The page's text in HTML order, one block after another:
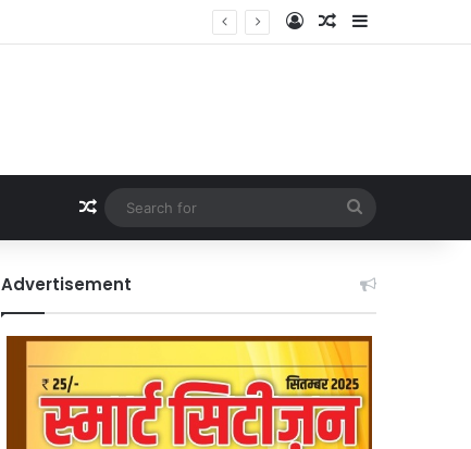
Log InRandom Article
Sidebar
Random Article
for
Advertisement